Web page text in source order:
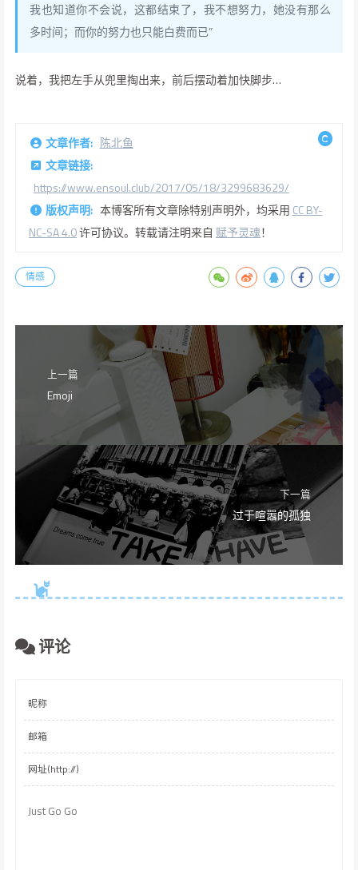
我也知道你不会说，这都结束了，我不想努力，她没有那么
多时间；而你的努力也只能白费而已”
说着，我把左手从兜里掏出来，前后摆动着加快脚步…
文章作者: 陈北鱼
文章链接:
https://www.ensoul.club/2017/05/18/3299683629/
版权声明: 本博客所有文章除特别声明外，均采用 CC BY-
NC-SA 4.0许可协议。转载请注明来自 赋予灵魂！
情感
上一篇
Emoji
下一篇
过于喧嚣的孤独
评论